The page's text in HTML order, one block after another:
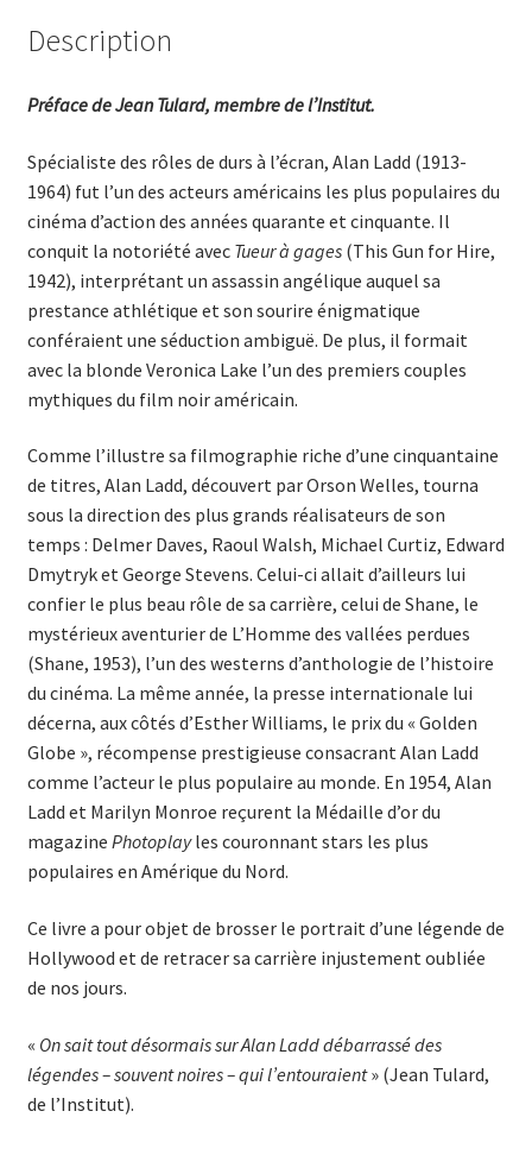
Description
Préface de Jean Tulard, membre de l’Institut.
Spécialiste des rôles de durs à l’écran, Alan Ladd (1913-
1964) fut l’un des acteurs américains les plus populaires du
cinéma d’action des années quarante et cinquante. Il
conquit la notoriété avec Tueur à gages(This Gun for Hire,
1942), interprétant un assassin angélique auquel sa
prestance athlétique et son sourire énigmatique
conféraient une séduction ambiguë. De plus, il formait
avec la blonde Veronica Lake l’un des premiers couples
mythiques du film noir américain.
Comme l’illustre sa filmographie riche d’une cinquantaine
de titres, Alan Ladd, découvert par Orson Welles, tourna
sous la direction des plus grands réalisateurs de son
temps : Delmer Daves, Raoul Walsh, Michael Curtiz, Edward
Dmytryk et George Stevens. Celui-ci allait d’ailleurs lui
confier le plus beau rôle de sa carrière, celui de Shane, le
mystérieux aventurier de L’Homme des vallées perdues
(Shane, 1953), l’un des westerns d’anthologie de l’histoire
du cinéma. La même année, la presse internationale lui
décerna, aux côtés d’Esther Williams, le prix du « Golden
Globe », récompense prestigieuse consacrant Alan Ladd
comme l’acteur le plus populaire au monde. En 1954, Alan
Ladd et Marilyn Monroe reçurent la Médaille d’or du
magazine Photoplayles couronnant stars les plus
populaires en Amérique du Nord.
Ce livre a pour objet de brosser le portrait d’une légende de
Hollywood et de retracer sa carrière injustement oubliée
de nos jours.
« On sait tout désormais sur Alan Ladd débarrassé des
légendes – souvent noires – qui l’entouraient» (Jean Tulard,
de l’Institut).